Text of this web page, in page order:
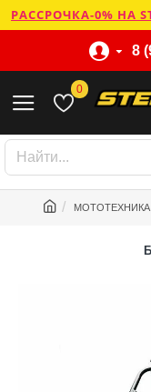
РАССРОЧКА-0% НА
8
0
МОТОТЕХНИКА